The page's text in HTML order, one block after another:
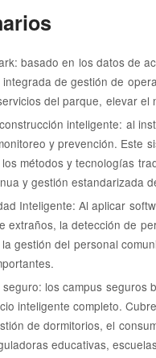
basado en los datos de
de gestión de
del parque, elevar
inteligente: al
y prevención. Este
métodos y tecnologías
y gestión estandarizada
Inteligente: Al aplicar
extraños, la detección de
gestión del personal
seguro: los campus seguros
inteligente completo.
de dormitorios, el
educativas,